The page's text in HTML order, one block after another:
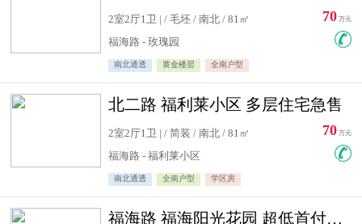
2室2厅1卫 | / 毛坯 / 南北 / 81㎡
福海路 - 玫瑰园
南北通透 黄金楼层 全南户型
70 万元
北二路 福利莱小区 多层住宅急售
2室2厅1卫 | / 简装 / 南北 / 81㎡
福海路 - 福利莱小区
南北通透 全南户型 学区房
70 万元
福海路 福海阳光花园 超低首付住宅急售